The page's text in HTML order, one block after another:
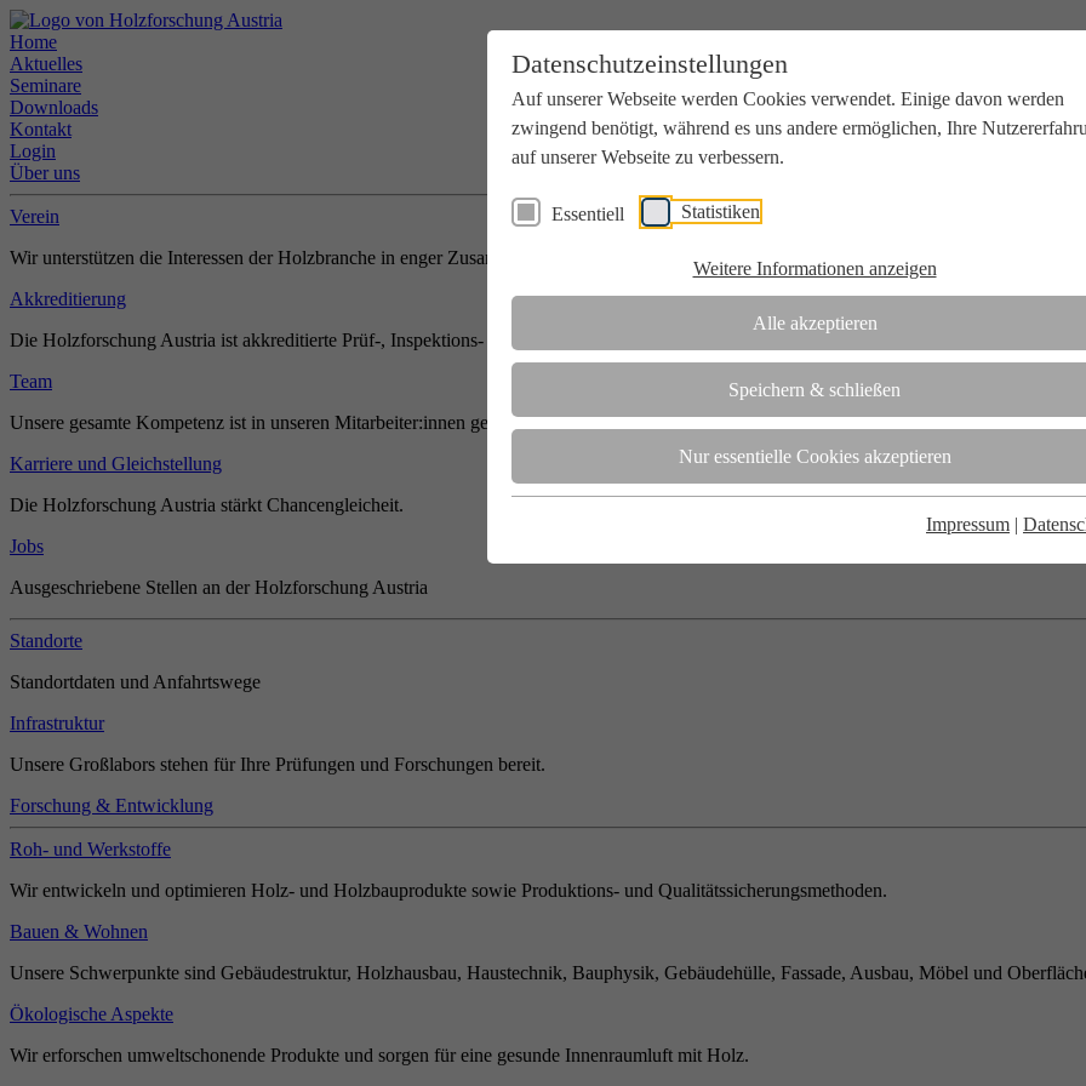
Datenschutzeinstellungen
Auf unserer Webseite werden Cookies verwendet. Einige davon werden
zwingend benötigt, während es uns andere ermöglichen, Ihre
auf unserer Webseite zu verbessern.
Essentiell Statistiken
Weitere Informationen anzeigen
Alle akzeptieren
Speichern & schließen
Nur essentielle Cookies akzeptieren
Impressum |
Home
Aktuelles
Seminare
Downloads
Kontakt
Login
Über uns
Verein
Wir unterstützen die Interessen der Holzbranche in enger Zusammenarbeit mit Wissenschaft und Wirtschaft.
Akkreditierung
Die Holzforschung Austria ist akkreditierte Prüf-, Inspektions- und Zertifizierungsstelle.
Team
Unsere gesamte Kompetenz ist in unseren Mitarbeiter:innen gebündelt
Karriere und Gleichstellung
Die Holzforschung Austria stärkt Chancengleicheit.
Jobs
Ausgeschriebene Stellen an der Holzforschung Austria
Standorte
Standortdaten und Anfahrtswege
Infrastruktur
Unsere Großlabors stehen für Ihre Prüfungen und Forschungen bereit.
Forschung & Entwicklung
Roh- und Werkstoffe
Wir entwickeln und optimieren Holz- und Holzbauprodukte sowie Produktions- und Qualitätssicherungsmethoden.
Bauen & Wohnen
Unsere Schwerpunkte sind Gebäudestruktur, Holzhausbau, Haustechnik, Bauphysik, Gebäudehülle, Fassade, Ausbau, Möbel und
Ökologische Aspekte
Wir erforschen umweltschonende Produkte und sorgen für eine gesunde Innenraumluft mit Holz.